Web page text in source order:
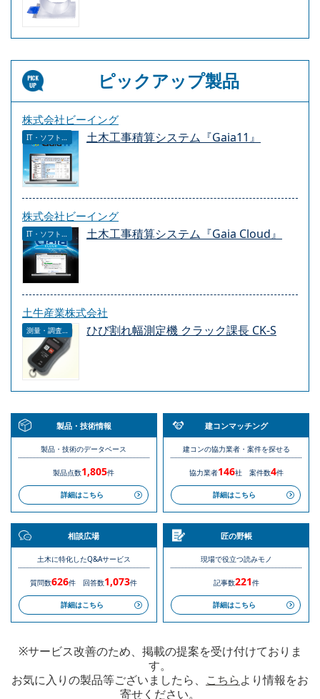
ピックアップ製品
株式会社ビーイング
IT・ソフトウェア 土木工事積算システム『Gaia11』
株式会社ビーイング
IT・ソフトウェア 土木工事積算システム『Gaia Cloud』
土牛産業株式会社
測量・調査・サービス ひび割れ幅測定機 クラック課長 CK-S
製品・技術情報
製品・技術のデータベース
製品点数1,805件
詳細はこちら
建コンマッチング
建コンの協力業者・案件を探せる
協力業者146社 案件数4件
詳細はこちら
相談広場
土木に特化したQ&Aサービス
質問数626件 回答数1,073件
詳細はこちら
匠の野帳
現場で役立つ読みモノ
記事数221件
詳細はこちら
※サービス改善のため、掲載の提案を受け付けておりま
す。
お気に入りの製品等ございましたら、 こちらより情報をお
寄せください。